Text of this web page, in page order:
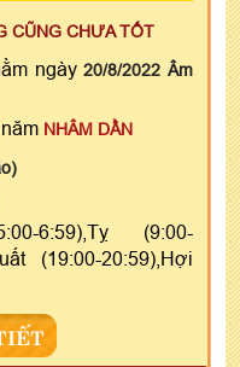
CŨNG CHƯA TỐT
ngày20/8/2022 Âm
, năm NHÂM DẦN
6:59),Tỵ (9:00-
(19:00-20:59),Hợi